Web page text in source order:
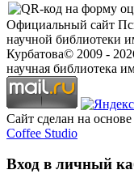
Официальный сайт
научной библиотеки
Курбатова© 2009 -
научная библиотека
Сайт сделан на
Coffee Studio
Вход в личный